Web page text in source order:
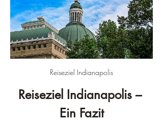
Reiseziel Indianapolis
Reiseziel Indianapolis –
Ein Fazit